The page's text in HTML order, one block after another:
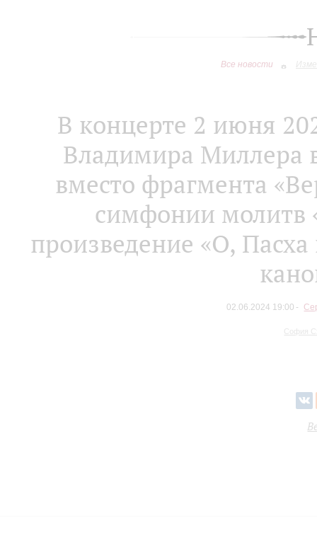
Все новости
В концерте 2 июня
Владимира Миллера
вместо фрагмента
симфонии молитв
произведение «О, Пасха
02.06.2024 19:00
София